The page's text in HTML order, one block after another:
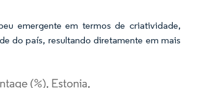
emergente em termos de criatividade,
do país, resultando diretamente em mais